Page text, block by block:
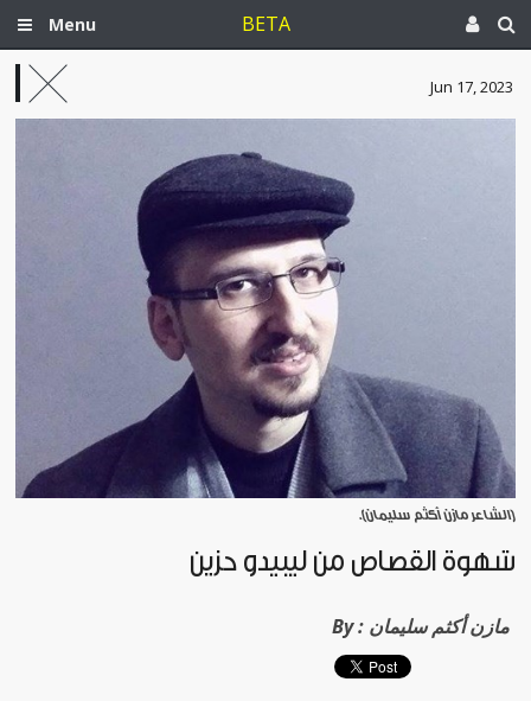
Menu BETA
Jun 17, 2023
[الشاعر مازن أكثم سليمان].
شهوة القصاص من ليبيدو حزين
By : مازن أكثم سليمان